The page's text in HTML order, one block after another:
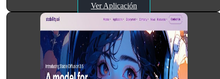
Ver Aplicación